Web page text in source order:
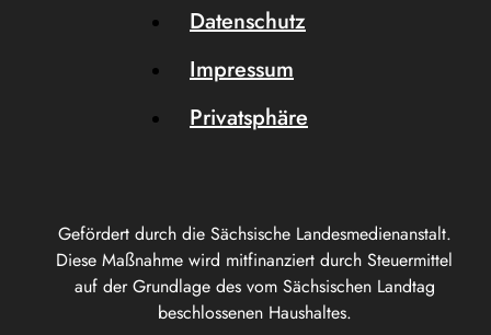
Gefördert durch die Sächsische Landesmedienanstalt.
Diese Maßnahme wird mitfinanziert durch Steuermittel
auf der Grundlage des vom Sächsischen Landtag
beschlossenen Haushaltes.
Datenschutz
Impressum
Privatsphäre